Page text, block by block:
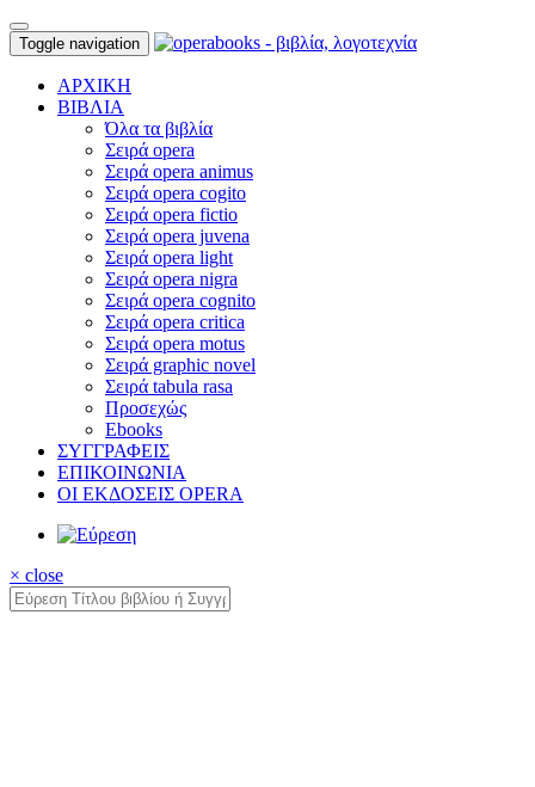
Toggle navigation
ΑΡΧΙΚΗ
ΒΙΒΛΙΑ
Όλα τα βιβλία
Σειρά opera
Σειρά opera animus
Σειρά opera cogito
Σειρά opera fictio
Σειρά opera juvena
Σειρά opera light
Σειρά opera nigra
Σειρά opera cognito
Σειρά opera critica
Σειρά opera motus
Σειρά graphic novel
Σειρά tabula rasa
Προσεχώς
Ebooks
ΣΥΓΓΡΑΦΕΙΣ
ΕΠΙΚΟΙΝΩΝΙΑ
ΟΙ ΕΚΔΟΣΕΙΣ OPERA
× close